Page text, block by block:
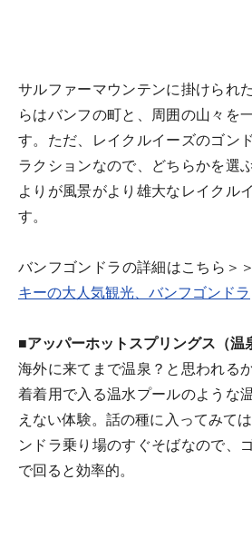
サルファーマウンテンに掛けられ
らはバンフの町と、周囲の山々を
す。ただ、レイクルイーズのゴン
ラクションなので、どちらかを選
よりが風景がより雄大なレイクル
す。
バンフゴンドラの詳細はこちら＞
キーの大人気観光、バンフゴンドラ
■アッパーホットスプリングス（温
海外に来てまで温泉？と思われる
着着用で入る温水プールのような
えない体験。話の種に入ってみて
ンドラ乗り場のすぐそばなので、
で回ると効率的。